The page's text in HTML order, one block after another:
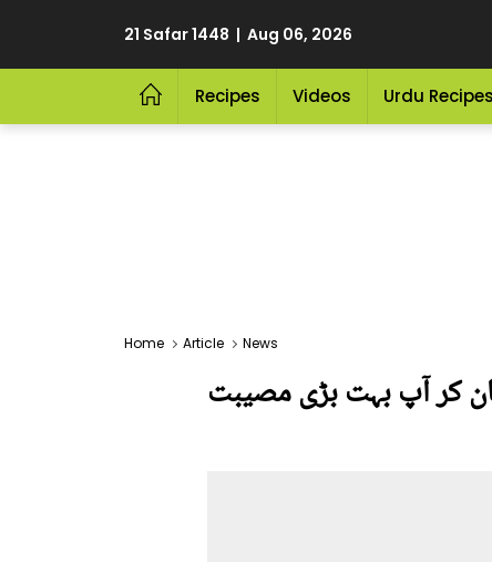
21 Safar 1448 | Aug 06, 2026
Recipes Videos Urdu Recipes
Home Article News
کر آپ بہت بڑی مصیبت